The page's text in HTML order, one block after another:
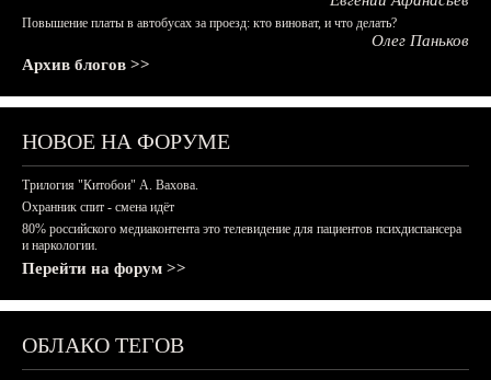
Повышение платы в автобусах за проезд: кто виноват, и что делать?
Олег Паньков
Архив блогов >>
НОВОЕ НА ФОРУМЕ
Трилогия "Китобои" А. Вахова.
Охранник спит - смена идёт
80% российского медиаконтента это телевидение для пациентов психдиспансера
и наркологии.
Перейти на форум >>
ОБЛАКО ТЕГОВ